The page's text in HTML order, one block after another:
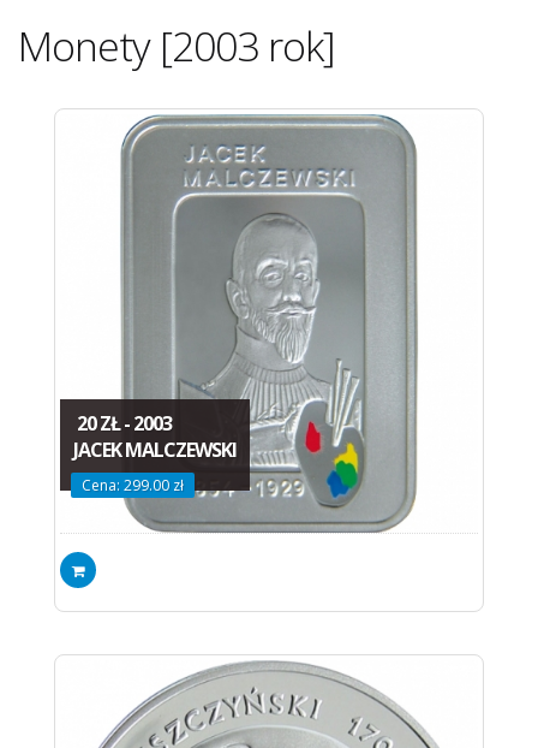
Monety [2003 rok]
20 ZŁ - 2003
JACEK MALCZEWSKI
Cena: 299.00 zł